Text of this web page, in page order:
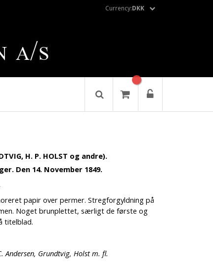
Currency:DKK
H. P. HOLST og andre).
Den 14. November 1849.
papir over permer. Stregforgyldning på
Noget brunplettet, særligt de første og
titelblad.
Andersen, Grundtvig, Holst m. fl.